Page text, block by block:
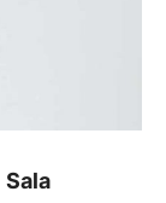
Sala